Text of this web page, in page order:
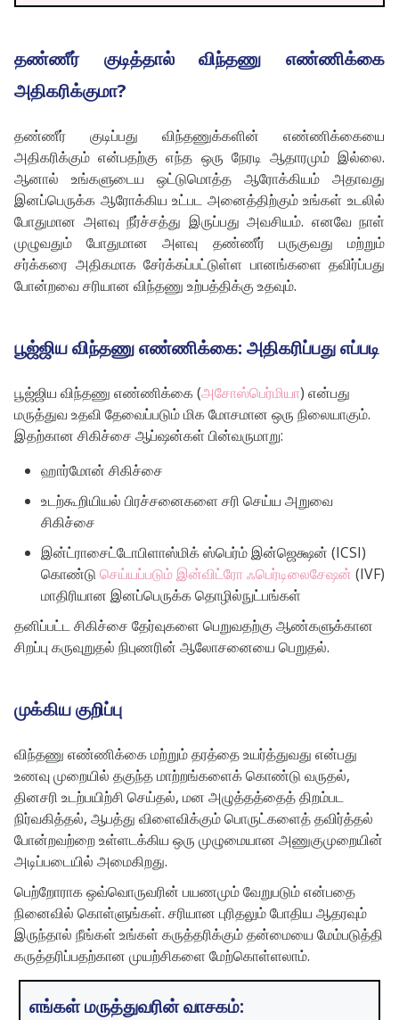
தண்ணீர் குடித்தால் விந்தணு எண்ணிக்கை
அதிகரிக்குமா?
தண்ணீர் குடிப்பது விந்தணுக்களின் எண்ணிக்கையை
அதிகரிக்கும் என்பதற்கு எந்த ஒரு நேரடி ஆதாரமும் இல்லை.
ஆனால் உங்களுடைய ஒட்டுமொத்த ஆரோக்கியம் அதாவது
இனப்பெருக்க ஆரோக்கிய உட்பட அனைத்திற்கும் உங்கள் உடலில்
போதுமான அளவு நீர்ச்சத்து இருப்பது அவசியம். எனவே நாள்
முழுவதும் போதுமான அளவு தண்ணீர் பருகுவது மற்றும்
சர்க்கரை அதிகமாக சேர்க்கப்பட்டுள்ள பானங்களை தவிர்ப்பது
போன்றவை சரியான விந்தணு உற்பத்திக்கு உதவும்.
பூஜ்ஜிய விந்தணு எண்ணிக்கை: அதிகரிப்பது எப்படி
பூஜ்ஜிய விந்தணு எண்ணிக்கை (அசோஸ்பெர்மியா) என்பது
மருத்துவ உதவி தேவைப்படும் மிக மோசமான ஒரு நிலையாகும்.
இதற்கான சிகிச்சை ஆப்ஷன்கள் பின்வருமாறு:
ஹார்மோன் சிகிச்சை
உடற்கூறியியல் பிரச்சனைகளை சரி செய்ய அறுவை
சிகிச்சை
இன்ட்ராசைட்டோபிளாஸ்மிக் ஸ்பெர்ம் இன்ஜெக்ஷன் (ICSI)
கொண்டு செய்யப்படும் இன்விட்ரோ ஃபெர்டிலைசேஷன் (IVF)
மாதிரியான இனப்பெருக்க தொழில்நுட்பங்கள்
தனிப்பட்ட சிகிச்சை தேர்வுகளை பெறுவதற்கு ஆண்களுக்கான
சிறப்பு கருவுறுதல் நிபுணரின் ஆலோசனையை பெறுதல்.
முக்கிய குறிப்பு
விந்தணு எண்ணிக்கை மற்றும் தரத்தை உயர்த்துவது என்பது
உணவு முறையில் தகுந்த மாற்றங்களைக் கொண்டு வருதல்,
தினசரி உடற்பயிற்சி செய்தல், மன அழுத்தத்தைத் திறம்பட
நிர்வகித்தல், ஆபத்து விளைவிக்கும் பொருட்களைத் தவிர்த்தல்
போன்றவற்றை உள்ளடக்கிய ஒரு முழுமையான அணுகுமுறையின்
அடிப்படையில் அமைகிறது.
பெற்றோராக ஒவ்வொருவரின் பயணமும் வேறுபடும் என்பதை
நினைவில் கொள்ளுங்கள். சரியான புரிதலும் போதிய ஆதரவும்
இருந்தால் நீங்கள் உங்கள் கருத்தரிக்கும் தன்மையை மேம்படுத்தி
கருத்தரிப்பதற்கான முயற்சிகளை மேற்கொள்ளலாம்.
எங்கள் மருத்துவரின் வாசகம்: